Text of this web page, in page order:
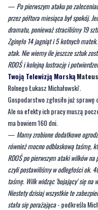
Zginęło 14 jagniąt i 5 kotnych
atak. Nie wiemy ile jeszcze sztuk
RDOŚ i kolejną lustrację i
Twoją Telewizją Morską
Rolnego Łukasz Michałowski'.
Gospodarstwo zgłosiło już sprawę
Ale na efekty ich pracy muszą
ma bowiem 160 dni.
—Mamy zrobione dodatkowe
również mocno odblaskową taśmę,
RDOŚ po pierwszym ataki wilków na
czyli postawiliśmy w odległości ok.
taśmę. Wilk widząc 'bujający' się na
Niestety dzisiaj wszystkie te
stała się porażająca- podkreśla
[galeria]
Obecnie na terenie nadleśnictwa
dwóch nadleśnictw.